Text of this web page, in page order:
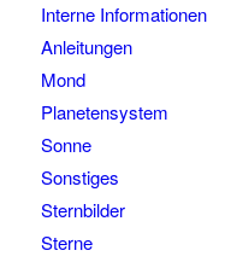
Interne Informationen
Anleitungen
Mond
Planetensystem
Sonne
Sonstiges
Sternbilder
Sterne